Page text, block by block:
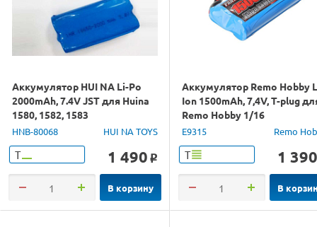
Аккумулятор HUI NA Li-Po
2000mAh, 7.4V JST для Huina
1580, 1582, 1583
HNB-80068 HUI NA TOYS
Т 1 490 o
В корзину
Аккумулятор Remo Hobby
Ion 1500mAh, 7,4V, T-plug
Remo Hobby 1/16
E9315 Remo
Т 1 390
В